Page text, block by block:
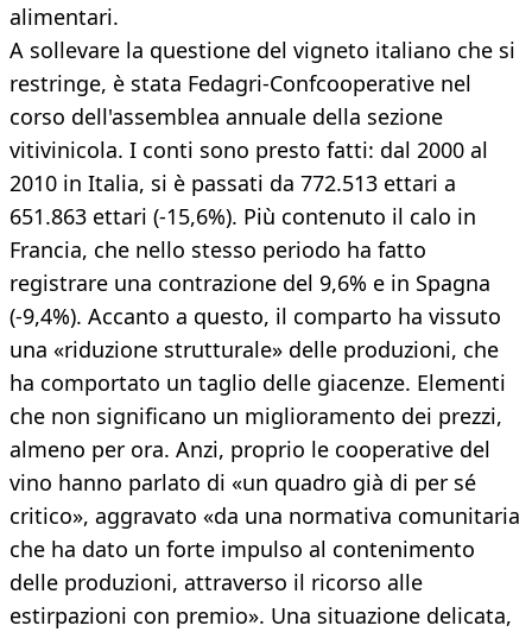
alimentari.
A sollevare la questione del vigneto italiano che si
restringe, è stata Fedagri-Confcooperative nel
corso dell'assemblea annuale della sezione
vitivinicola. I conti sono presto fatti: dal 2000 al
2010 in Italia, si è passati da 772.513 ettari a
651.863 ettari (-15,6%). Più contenuto il calo in
Francia, che nello stesso periodo ha fatto
registrare una contrazione del 9,6% e in Spagna
(-9,4%). Accanto a questo, il comparto ha vissuto
una «riduzione strutturale» delle produzioni, che
ha comportato un taglio delle giacenze. Elementi
che non significano un miglioramento dei prezzi,
almeno per ora. Anzi, proprio le cooperative del
vino hanno parlato di «un quadro già di per sé
critico», aggravato «da una normativa comunitaria
che ha dato un forte impulso al contenimento
delle produzioni, attraverso il ricorso alle
estirpazioni con premio». Una situazione delicata,